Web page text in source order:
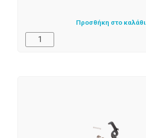
Προσθήκη στο καλάθι